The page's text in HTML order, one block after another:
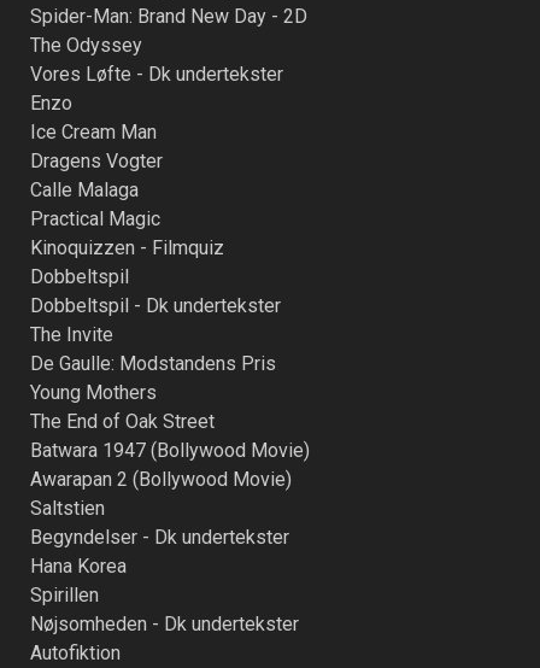
Spider-Man: Brand New Day - 2D
The Odyssey
Vores Løfte - Dk undertekster
Enzo
Ice Cream Man
Dragens Vogter
Calle Malaga
Practical Magic
Kinoquizzen - Filmquiz
Dobbeltspil
Dobbeltspil - Dk undertekster
The Invite
De Gaulle: Modstandens Pris
Young Mothers
The End of Oak Street
Batwara 1947 (Bollywood Movie)
Awarapan 2 (Bollywood Movie)
Saltstien
Begyndelser - Dk undertekster
Hana Korea
Spirillen
Nøjsomheden - Dk undertekster
Autofiktion